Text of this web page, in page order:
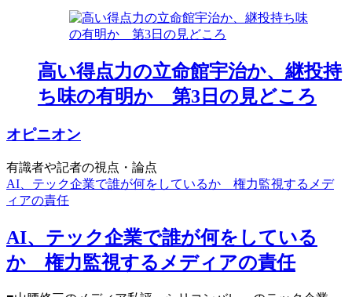
高い得点力の立命館宇治か、継投持
ち味の有明か 第3日の見どころ
オピニオン
有識者や記者の視点・論点
AI、テック企業で誰が何をしているか 権力監視するメデ
ィアの責任
AI、テック企業で誰が何をしている
か 権力監視するメディアの責任